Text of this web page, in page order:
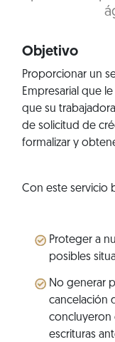
Objetivo
Proporcionar un
Empresarial que
que su
de solicitud de
formalizar y
Con este servicio
Proteger a
posibles
No generar
cancelación
concluyeron
escrituras